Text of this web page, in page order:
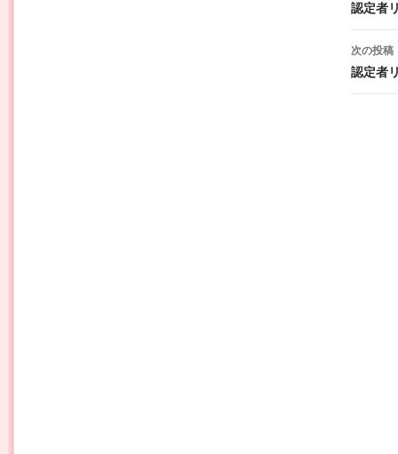
認定者
次の投稿
認定者